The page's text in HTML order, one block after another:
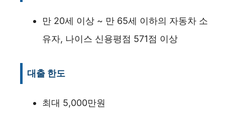
만 20세 이상 ~ 만 65세 이하의 자동차 소
유자, 나이스 신용평점 571점 이상
대출 한도
최대 5,000만원